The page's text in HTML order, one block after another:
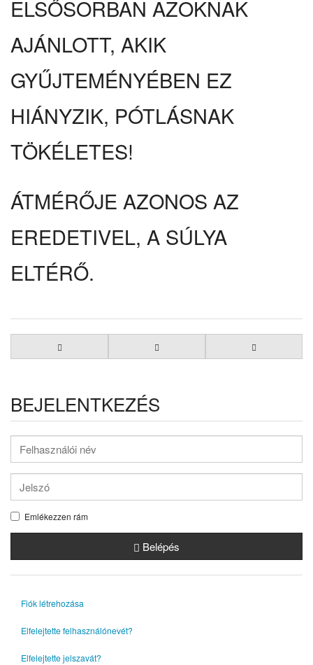
ELSŐSORBAN AZOKNAK
AJÁNLOTT, AKIK
GYŰJTEMÉNYÉBEN EZ
HIÁNYZIK, PÓTLÁSNAK
TÖKÉLETES!
ÁTMÉRŐJE AZONOS AZ
EREDETIVEL, A SÚLYA
ELTÉRŐ.
BEJELENTKEZÉS
Emlékezzen rám
Belépés
Fiók létrehozása
Elfelejtette felhasználónevét?
Elfelejtette jelszavát?